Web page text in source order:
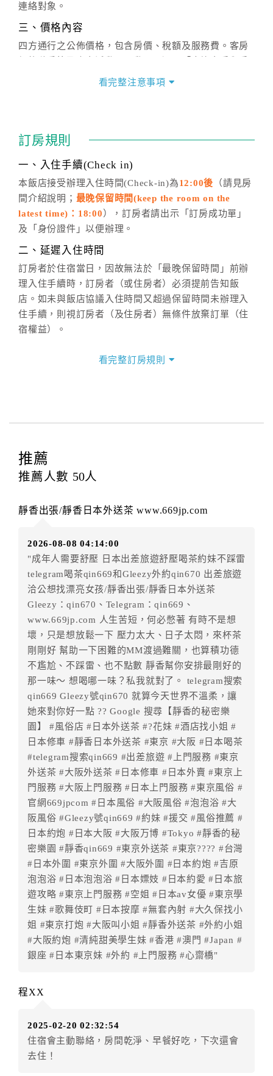
連絡對象。
三、價格內容
四方通行之公佈價格，包含房價、稅額及服務費。客房
價」之當日價格為標準。
話方式異動訂單。
※非客服時間之申辦異動，皆為次日計算及辦理。
五、客服時間
週一至週日，上午9:00～晚上6:00
六、聯絡方式
(07)9682715 。
看完整注意事項
訂房規則
一、入住手續(Check in)
本飯店接受辦理入住時間(Check-in)為12:00後 （請見房
間介紹說明； 最晚保留時間(keep the room on the
latest time)：18:00），訂房者請出示「訂房成功單」
及「身份證件」以便辦理。
二、延遲入住時間
訂房者於住宿當日，因故無法於「最晚保留時間」前辦
理入住手續時，訂房者（或住房者）必須提前告知飯
店。如未與飯店協議入住時間又超過保留時間未辦理入
住手續，則視訂房者（及住房者）無條件放棄訂單（住
宿權益）。
四、訂單異動
未提出申辦不得異動訂單。
每筆訂單異動限定
辦理取消退款。
房者應補足差額。（限原訂飯店）
房者不得要求退其差額。（限原訂飯店）
五、保留住宿權益(保留住房)
．訂房者因故辦理訂單異動，本飯店可接受保留住宿金
額2個月
限原訂飯店），異動完成後不得辦理取消退款。
（提出申辦日為保留起算日）
．訂房者使用「保留住宿金額」時，請注意！為避免飯
店客滿，敬請及早計畫，如逾時未提出申辦，視同無條
件放棄訂單（住宿權益）。 （限原訂飯店使用）
．每筆訂單異動限定乙次，限原訂飯店，異動完成後不
得辦理取消退款。
．訂單異動後，訂單費用總計大於原訂單費用總計時，
訂房者應補足差額。 限原訂飯店
．訂單異動後，訂單費用總計小於原訂單費用總計時，
訂房者不得要求退其差額。限原訂飯店
六、取消訂單
訂房者因故取消訂單辦理退款，依下列標準申辦：
◎住房日10天前辦理者，訂單費用扣除總計40%為手續
◎住房日7天前辦理者，訂單費用扣除總計60%為手續費
◎住房日3天前辦理者，訂單費用扣除總計90%為手續費
◎住房日1天前辦理者，訂單費用扣除總計100%為手續
◎住房日當日辦理者，訂單費用扣除總計100%為手續費
◎住房日當日不得辦理。
◎住房日當日未辦理入住手續者，視同住房，已付訂單
之訂金將全額沒收。
住房當日遇颱風、地震等不可抗拒因素時（以氣象局發
布或飯店所在地縣市政府頒布狀況”停止上班上課”為判
更住房日期或退費處理之。待飯店確認無誤後，可辦理
保留住宿權益或四方通行將扣除訂單總額0% 為作業手續
費用，餘款退予訂房者。
看完整訂房規則
推薦
推薦人數 50人
靜香出張/靜香日本外送茶 www.669jp.com
2026-08-08 04:14:00
"成年人需要舒壓 日本出差旅遊舒壓喝茶約妹不踩雷
telegram喝茶qin669和Gleezy外約qin670 出差旅遊
洽公想找漂亮女孩/靜香出張/靜香日本外送茶
Gleezy：qin670、Telegram：qin669、
www.669jp.com 人生苦短，何必憋著 有時不是想
壞，只是想放鬆一下 壓力太大、日子太悶，來杯茶
剛剛好 幫助一下困難的MM渡過難關，也算積功德
不尷尬、不踩雷、也不點數 靜香幫你安排最剛好的
那一味～ 想喝哪一味？私我就對了。 telegram搜索
qin669 Gleezy號qin670 就算今天世界不溫柔，讓
她來對你好一點 ?? Google 搜尋【靜香的秘密樂
園】 #風俗店 #日本外送茶 #?花妹 #酒店找小姐 #
日本修車 #靜香日本外送茶 #東京 #大阪 #日本喝茶
#telegram搜索qin669 #出差旅遊 #上門服務 #東京
外送茶 #大阪外送茶 #日本修車 #日本外賣 #東京上
門服務 #大阪上門服務 #日本上門服務 #東京風俗 #
官網669jpcom #日本風俗 #大阪風俗 #泡泡浴 #大
阪風俗 #Gleezy號qin669 #約妹 #援交 #風俗推薦 #
日本約炮 #日本大阪 #大阪万博 #Tokyo #靜香的秘
密樂園 #靜香qin669 #東京外送茶 #東京???? #台灣
#日本外圍 #東京外圍 #大阪外圍 #日本約炮 #吉原
泡泡浴 #日本泡泡浴 #日本嫖妓 #日本約愛 #日本旅
遊攻略 #東京上門服務 #空姐 #日本av女優 #東京學
生妹 #歌舞伎町 #日本按摩 #無套內射 #大久保找小
姐 #東京打炮 #大阪叫小姐 #靜香外送茶 #外約小姐
#大阪約炮 #清純甜美學生妹 #香港 #澳門 #Japan #
銀座 #日本東京妹 #外約 #上門服務 #心齋橋"
程XX
2025-02-20 02:32:54
住宿會主動聯絡，房間乾淨、早餐好吃，下次還會
去住！